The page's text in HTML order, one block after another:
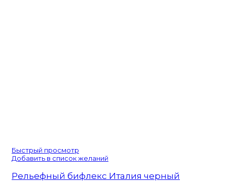
Быстрый просмотр
Добавить в список желаний
Рельефный бифлекс Италия черный